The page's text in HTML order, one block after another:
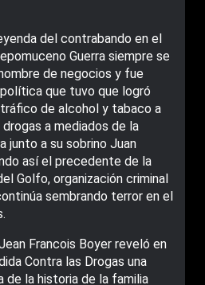
del contrabando en el
Guerra siempre se
de negocios y fue
que tuvo que logró
de alcohol y tabaco a
a mediados de la
junto a su sobrino Juan
así el precedente de la
Golfo, organización criminal
sembrando terror en el
Francois Boyer reveló en
Contra las Drogas una
la historia de la familia